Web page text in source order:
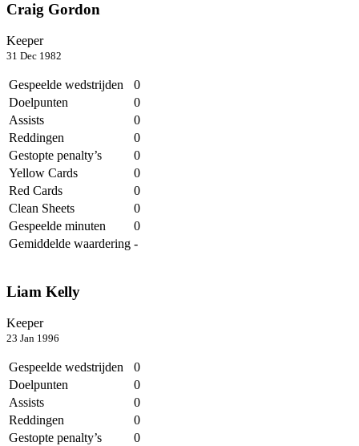
Craig Gordon
Keeper
31 Dec 1982
Gespeelde wedstrijden
0
Doelpunten
0
Assists
0
Reddingen
0
Gestopte penalty’s
0
Yellow Cards
0
Red Cards
0
Clean Sheets
0
Gespeelde minuten
0
Gemiddelde waardering -
Liam Kelly
Keeper
23 Jan 1996
Gespeelde wedstrijden
0
Doelpunten
0
Assists
0
Reddingen
0
Gestopte penalty’s
0